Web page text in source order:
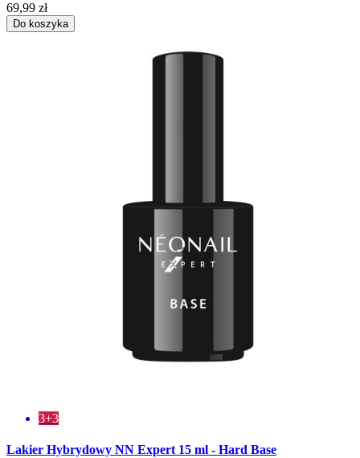
69,99 zł
Do koszyka
3+3
Lakier Hybrydowy NN Expert 15 ml - Hard Base